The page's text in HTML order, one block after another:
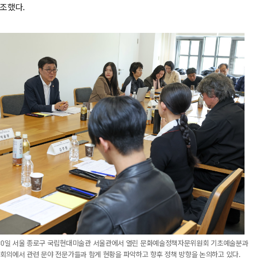
했다.
일 서울 종로구 국립현대미술관 서울관에서 열린 문화예술정책자문위원회 기초예술분과
의에서 관련 문야 전문가들과 함게 현황을 파악하고 향후 정책 방향을 논의하고 있다.